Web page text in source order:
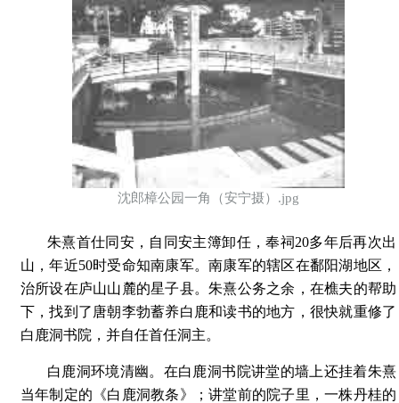
沈郎樟公园一角（安宁摄）.jpg
朱熹首仕同安，自同安主簿卸任，奉祠20多年后再次出
山，年近50时受命知南康军。南康军的辖区在鄱阳湖地区，
治所设在庐山山麓的星子县。朱熹公务之余，在樵夫的帮助
下，找到了唐朝李勃蓄养白鹿和读书的地方，很快就重修了
白鹿洞书院，并自任首任洞主。
白鹿洞环境清幽。在白鹿洞书院讲堂的墙上还挂着朱熹
当年制定的《白鹿洞教条》；讲堂前的院子里，一株丹桂的